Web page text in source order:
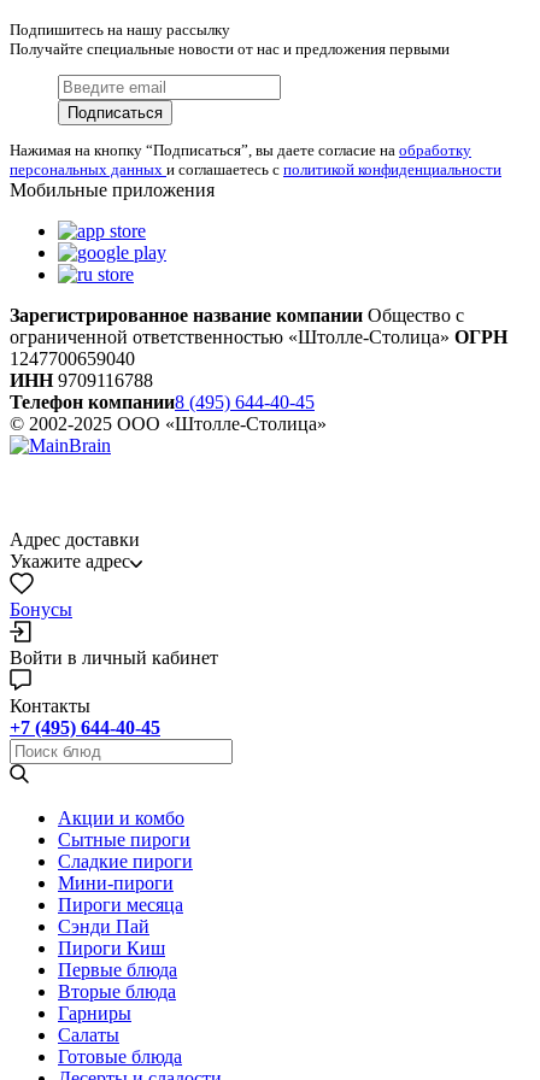
Подпишитесь на нашу рассылку
Получайте специальные новости от нас и предложения первыми
Подписаться
Нажимая на кнопку “Подписаться”, вы даете согласие на обработку
персональных данных и соглашаетесь с политикой конфиденциальности
Мобильные приложения
Зарегистрированное название компании Общество с
ограниченной ответственностью «Штолле-Столица» ОГРН
1247700659040
ИНН9709116788
Телефон компании8 (495) 644-40-45
© 2002-2025 ООО «Штолле-Столица»
Адрес доставки
Укажите адрес
Бонусы
Войти в личный кабинет
Контакты
+7 (495) 644-40-45
Акции и комбо
Cытные пироги
Сладкие пироги
Мини-пироги
Пироги месяца
Сэнди Пай
Пироги Киш
Первые блюда
Вторые блюда
Гарниры
Салаты
Готовые блюда